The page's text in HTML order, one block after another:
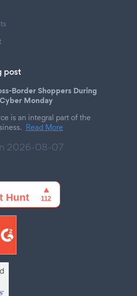
post
Border Shoppers During
Monday
is an integral part of the
Read More
2026-08-07